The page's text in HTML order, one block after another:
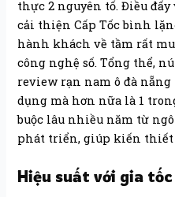
thực 2 nguyên tố. Điều
cải thiện Cấp Tốc bình
hành khách về tầm rất
công nghệ số. Tổng thể,
review rạn nam ô đà
dụng mà hơn nữa là 1
buộc lâu nhiều năm từ
phát triển, giúp kiến
Hiệu suất với gia